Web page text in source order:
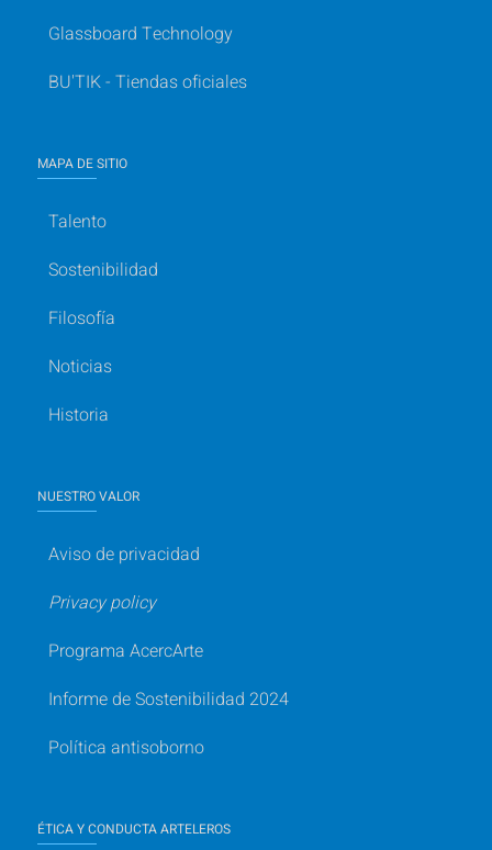
Glassboard Technology
BU'TIK - Tiendas oficiales
MAPA DE SITIO
Talento
Sostenibilidad
Filosofía
Noticias
Historia
NUESTRO VALOR
Aviso de privacidad
Privacy policy
Programa AcercArte
Informe de Sostenibilidad 2024
Política antisoborno
ÉTICA Y CONDUCTA ARTELEROS